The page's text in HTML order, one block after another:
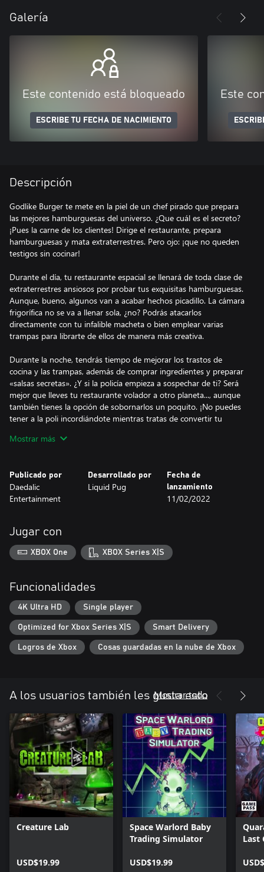
Galería
Este contenido está bloqueado
ESCRIBE TU FECHA DE NACIMIENTO
Este
Descripción
Godlike Burger te mete en la piel de un chef pirado que prepara
las mejores hamburguesas del universo. ¿Que cuál es el secreto?
¡Pues la carne de los clientes! Dirige el restaurante, prepara
hamburguesas y mata extraterrestres. Pero ojo: ¡que no queden
testigos sin cocinar!
Durante el día, tu restaurante espacial se llenará de toda clase de
extraterrestres ansiosos por probar tus exquisitas hamburguesas.
Aunque, bueno, algunos van a acabar hechos picadillo. La cámara
frigorífica no se va a llenar sola, ¿no? Podrás atacarlos
directamente con tu infalible macheta o bien emplear varias
trampas para librarte de ellos de manera más creativa.
Durante la noche, tendrás tiempo de mejorar los trastos de
cocina y las trampas, además de comprar ingredientes y preparar
«salsas secretas». ¿Y si la policía empieza a sospechar de ti? Será
mejor que lleves tu restaurante volador a otro planeta..., aunque
también tienes la opción de sobornarlos un poquito. ¡No puedes
tener a la poli incordiándote mientras tratas de convertir tu
Mostrar más
Publicado por
Daedalic
Entertainment
Desarrollado por
Liquid Pug
Fecha de
lanzamiento
11/02/2022
Jugar con
XBOX One XBOX Series X|S
Funcionalidades
4K Ultra HD Single player
Optimized for Xbox Series X|S Smart Delivery
Logros de Xbox Cosas guardadas en la nube de Xbox
A los usuarios también les gusta esto
Mostrar todo
Creature Lab
USD$19.99
Space Warlord Baby
Trading Simulator
USD$19.99
Last